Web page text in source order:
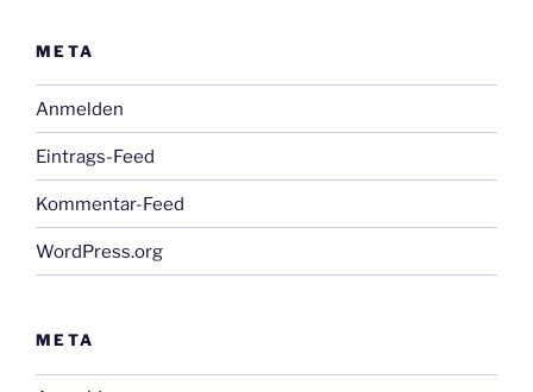
META
Anmelden
Eintrags-Feed
Kommentar-Feed
WordPress.org
META